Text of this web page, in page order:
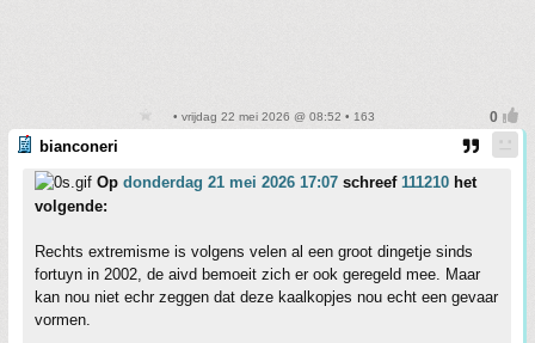
• vrijdag 22 mei 2026 @ 08:52 • 163
bianconeri
Op donderdag 21 mei 2026 17:07 schreef 111210 het
volgende:
Rechts extremisme is volgens velen al een groot dingetje sinds
fortuyn in 2002, de aivd bemoeit zich er ook geregeld mee. Maar
kan nou niet echr zeggen dat deze kaalkopjes nou echt een gevaar
vormen.